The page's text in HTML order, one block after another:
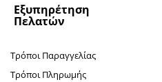
Εξυπηρέτηση
Πελατών
Τρόποι Παραγγελίας
Τρόποι Πληρωμής